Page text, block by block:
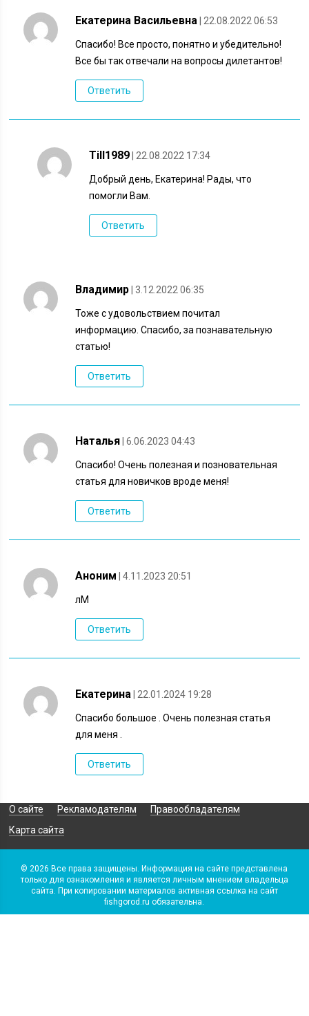
Екатерина Васильевна | 22.08.2022 06:53
Спасибо! Все просто, понятно и убедительно!
Все бы так отвечали на вопросы дилетантов!
Ответить
Till1989 | 22.08.2022 17:34
Добрый день, Екатерина! Рады, что
помогли Вам.
Ответить
Владимир | 3.12.2022 06:35
Тоже с удовольствием почитал
информацию. Спасибо, за познавательную
статью!
Ответить
Наталья | 6.06.2023 04:43
Спасибо! Очень полезная и позновательная
статья для новичков вроде меня!
Ответить
Аноним | 4.11.2023 20:51
лМ
Ответить
Екатерина | 22.01.2024 19:28
Спасибо большое . Очень полезная статья
для меня .
Ответить
О сайте Рекламодателям
Правообладателям
Карта сайта
© 2026 Все права защищены. Информация на сайте представлена
только для ознакомления и является личным мнением владельца
сайта. При копировании материалов активная ссылка на сайт
fishgorod.ru обязательна.